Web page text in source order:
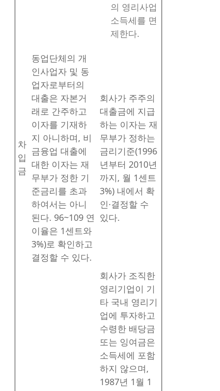
의 영리사업
소득세를 면
제한다.
차
입
금
동업단체의 개
인사업자 및 동
업자로부터의
대출은 자본거
래로 간주하고
이자를 기재하
지 아니하며, 비
금융업 대출에
대한 이자는 재
무부가 정한 기
준금리를 초과
하여서는 아니
된다. 96~109 연
이율은 1센트와
3%)로 확인하고
결정할 수 있다.
회사가 주주의
대출금에 지급
하는 이자는 재
무부가 정하는
금리기준(1996
년부터 2010년
까지, 월 1센트
3%) 내에서 확
인·결정할 수
있다.
회사가 조직한
영리기업이 기
타 국내 영리기
업에 투자하고
수령한 배당금
또는 잉여금은
소득세에 포함
하지 않으며,
1987년 1월 1